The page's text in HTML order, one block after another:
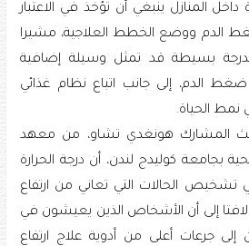
المنازل ينبغي أن تؤخذ في الاعتبار
الدم ووضع الخطط العلاجية، مشيرا
بدرجة بسيطة قد تمثل وسيلة إضافية
الدم، إلى جانب اتباع نظام غذائي
نمط الحياة.
المشارك هونغدي تشاو، من معهد
بجامعة كوليدج لندن، أن درجة الحرارة
تشخيص الحالات التي تعاني من ارتفاع
إلى أن الأشخاص الذين يعيشون في
إلى جرعات أعلى من أدوية علاج ارتفاع